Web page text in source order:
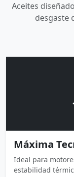
Aceites
desgaste
Máxima
Ideal para
estabilidad